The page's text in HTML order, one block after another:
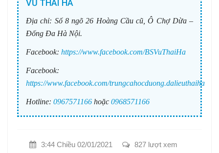
VŨ THÁI HÀ
Địa chỉ: Số 8 ngõ 26 Hoàng Cầu cũ, Ô Chợ Dừa –
Đống Đa Hà Nội.
Facebook: https://www.facebook.com/BSVuThaiHa
Facebook:
https://www.facebook.com/trungcahocduong.dalieuthaiha
Hotline: 0967571166 hoặc 0968571166
3:44 Chiều 02/01/2021
827 lượt xem